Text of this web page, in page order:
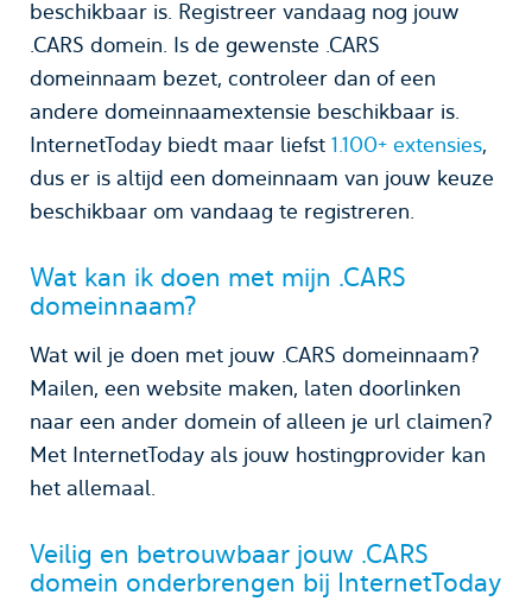
beschikbaar is. Registreer vandaag nog jouw
.CARS domein. Is de gewenste .CARS
domeinnaam bezet, controleer dan of een
andere domeinnaamextensie beschikbaar is.
InternetToday biedt maar liefst 1.100+ extensies,
dus er is altijd een domeinnaam van jouw keuze
beschikbaar om vandaag te registreren.
Wat kan ik doen met mijn .CARS
domeinnaam?
Wat wil je doen met jouw .CARS domeinnaam?
Mailen, een website maken, laten doorlinken
naar een ander domein of alleen je url claimen?
Met InternetToday als jouw hostingprovider kan
het allemaal.
Veilig en betrouwbaar jouw .CARS
domein onderbrengen bij InternetToday